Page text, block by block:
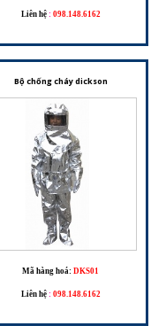
Liên hệ : 098.148.6162
Bộ chống cháy dickson
Mã hàng hoá: DKS01
Liên hệ : 098.148.6162